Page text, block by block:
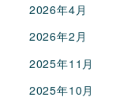
2026年4月
2026年2月
2025年11月
2025年10月